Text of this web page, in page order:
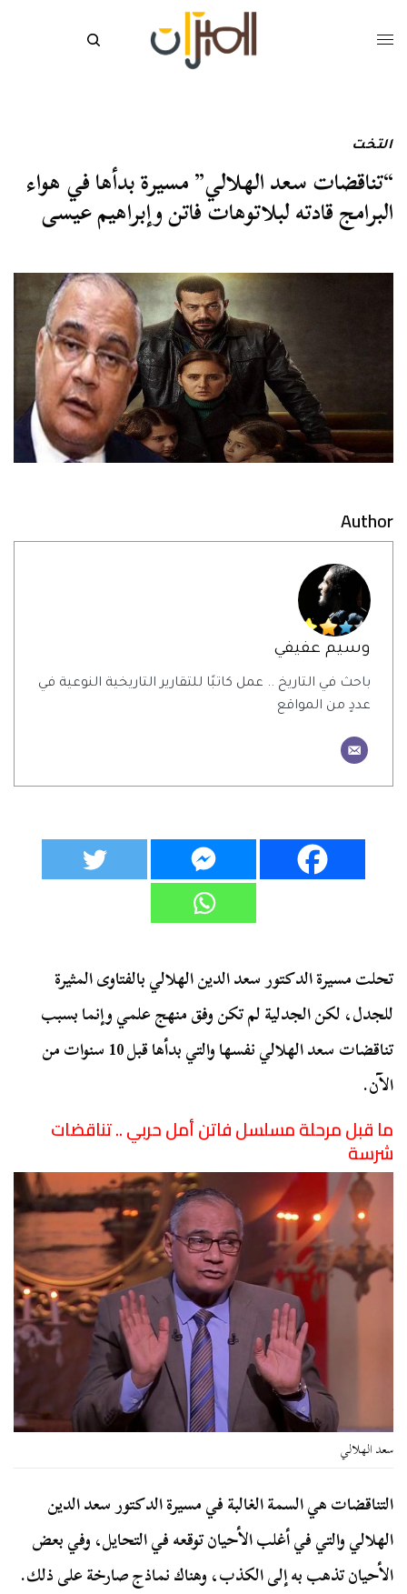
التخت
“تناقضات سعد الهلالي” مسيرة بدأها في هواء
البرامج قادته لبلاتوهات فاتن وإبراهيم عيسى
Author
وسيم عفيفي
باحث في التاريخ .. عمل كاتبًا للتقارير التاريخية النوعية في
عددٍ من المواقع
تحلت مسيرة الدكتور سعد الدين الهلالي بالفتاوى المثيرة
للجدل، لكن الجدلية لم تكن وفق منهج علمي وإنما بسبب
تناقضات سعد الهلالي نفسها والتي بدأها قبل 10 سنوات من
الآن.
ما قبل مرحلة مسلسل فاتن أمل حربي .. تناقضات
شرسة
سعد الهلالي
التناقضات هي السمة الغالبة في مسيرة الدكتور سعد الدين
الهلالي والتي في أغلب الأحيان توقعه في التحايل، وفي بعض
الأحيان تذهب به إلى الكذب، وهناك نماذج صارخة على ذلك.